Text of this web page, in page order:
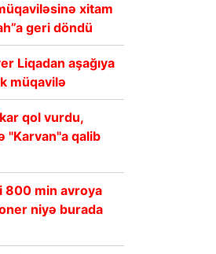
xitam
geri döndü
Liqadan aşağıya
müqavilə
qol vurdu,
"Karvan"a qalib
800 min avroya
niyə burada